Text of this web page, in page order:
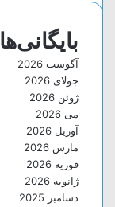
بایگانی‌ها
آگوست 2026
جولای 2026
ژوئن 2026
می 2026
آوریل 2026
مارس 2026
فوریه 2026
ژانویه 2026
دسامبر 2025